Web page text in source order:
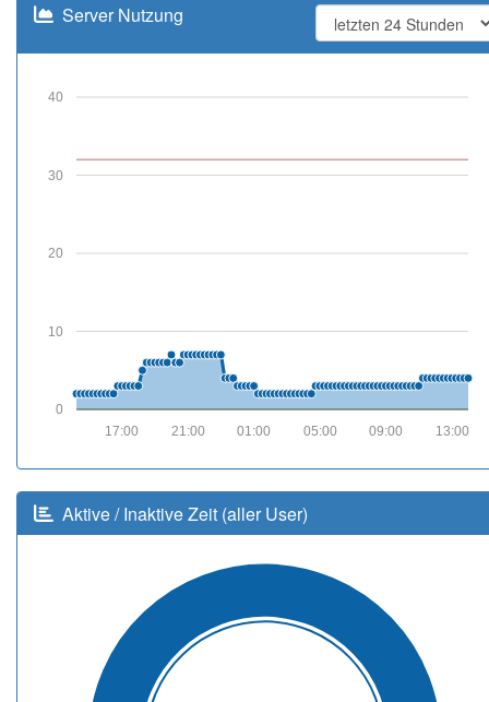
Server Nutzung
0
10
20
30
40
13:00
09:00
05:00
01:00
21:00
17:00
Aktive / Inaktive Zeit (aller User)